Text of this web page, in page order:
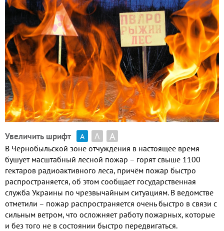
Увеличить шрифт А А А
В Чернобыльской зоне отчуждения в настоящее время
бушует масштабный лесной пожар – горят свыше 1100
гектаров радиоактивного леса, причём пожар быстро
распространяется, об этом сообщает государственная
служба Украины по чрезвычайным ситуациям. В ведомстве
отметили – пожар распространяется очень быстро в связи с
сильным ветром, что осложняет работу пожарных, которые
и без того не в состоянии быстро передвигаться.